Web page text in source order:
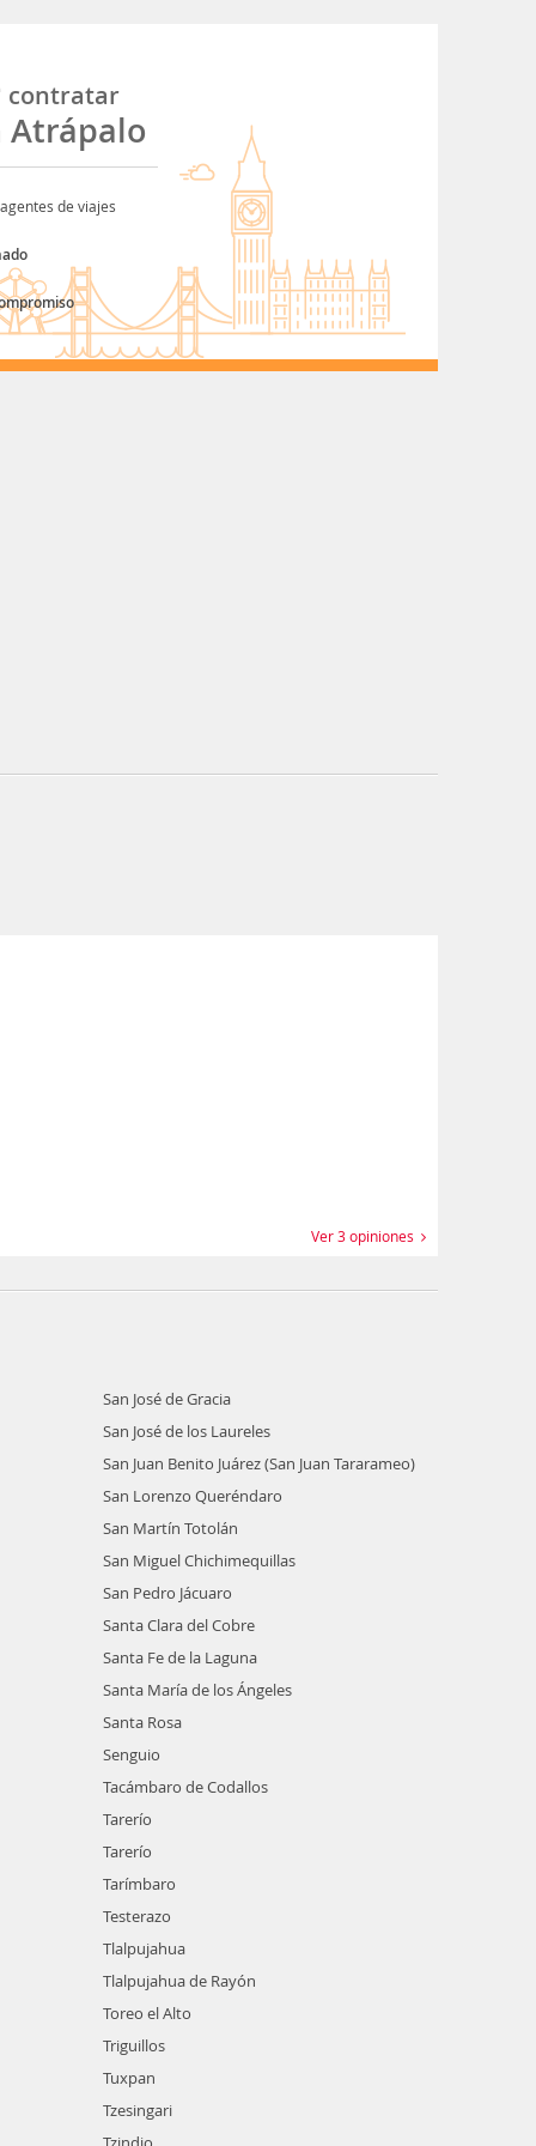
contratar
de viajes
Ver 3 opiniones
San José de Gracia
San José de los Laureles
San Juan Benito Juárez (San Juan Tararameo)
San Lorenzo Queréndaro
San Martín Totolán
San Miguel Chichimequillas
San Pedro Jácuaro
Santa Clara del Cobre
Santa Fe de la Laguna
Santa María de los Ángeles
Santa Rosa
Senguio
Tacámbaro de Codallos
Tarerío
Tarerío
Tarímbaro
Testerazo
Tlalpujahua
Tlalpujahua de Rayón
Toreo el Alto
Triguillos
Tuxpan
Tzesingari